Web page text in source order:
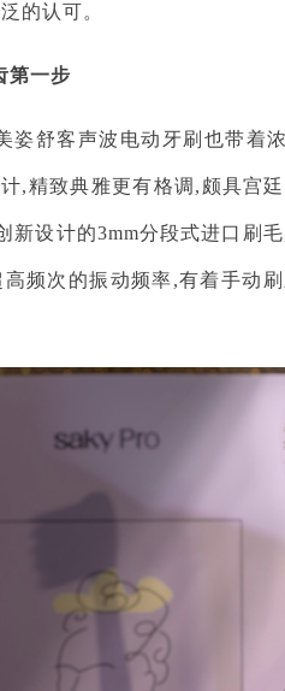
的认可。
第一步
姿舒客声波电动牙刷也带着
,精致典雅更有格调,颇具宫
新设计的3mm分段式进口刷
频次的振动频率,有着手动